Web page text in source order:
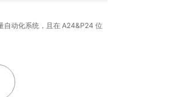
自动化系统，且在 A24&P24 位